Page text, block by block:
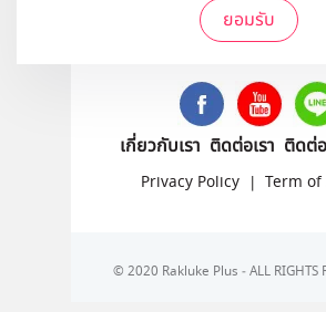
ยอมรับ
ติดตามเราได้ที่
เกี่ยวกับเรา ติดต่อเรา ติดต่
Privacy Policy | Term of
© 2020 Rakluke Plus - ALL RIGHTS